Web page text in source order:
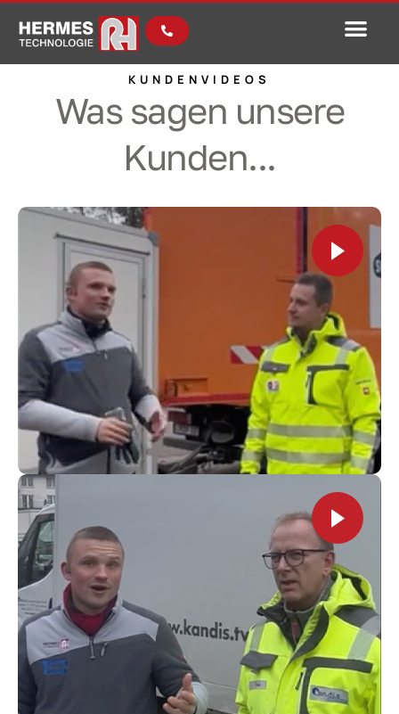
KUNDENVIDEOS
Was sagen unsere
Kunden...